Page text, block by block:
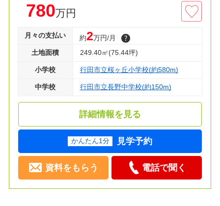
◇資料請求・見学のご予約、住宅ローンが不安な
780万円
月々の支払い 約2万円/月
土地面積 249.40㎡(75.44坪)
小学校 行田市立桜ヶ丘小学校(約580m)
中学校 行田市立長野中学校(約150m)
詳細情報を見る
かんたん1分 見学予約
資料をもらう 電話で聞く